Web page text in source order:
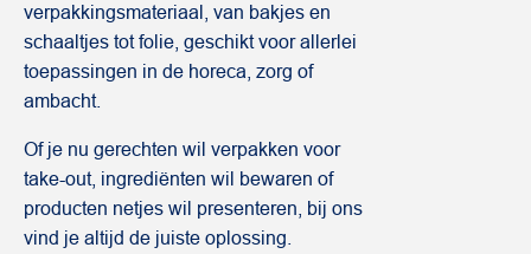
verpakkingsmateriaal, van bakjes en
schaaltjes tot folie, geschikt voor allerlei
toepassingen in de horeca, zorg of
ambacht.
Of je nu gerechten wil verpakken voor
take-out, ingrediënten wil bewaren of
producten netjes wil presenteren, bij ons
vind je altijd de juiste oplossing.